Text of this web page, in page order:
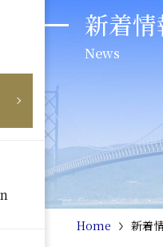
新着
News
Home 新着